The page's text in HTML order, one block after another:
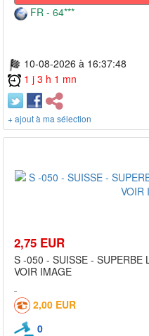
FR - 64***
10-08-2026 à 16:37:48
1 j 3 h 1 mn
+ ajout à ma sélection
2,75 EUR
S -050 - SUISSE - SUPERBE
VOIR IMAGE
2,00 EUR
0